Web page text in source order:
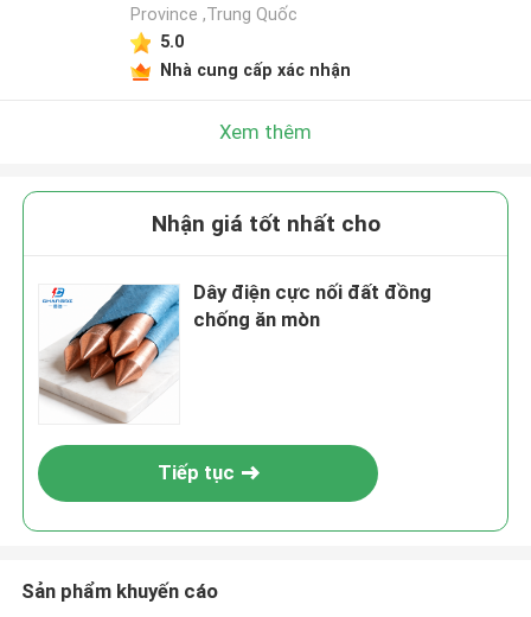
Province ,Trung Quốc
5.0
Nhà cung cấp xác nhận
Xem thêm
Nhận giá tốt nhất cho
Dây điện cực nối đất đồng
chống ăn mòn
Tiếp tục
Sản phẩm khuyến cáo